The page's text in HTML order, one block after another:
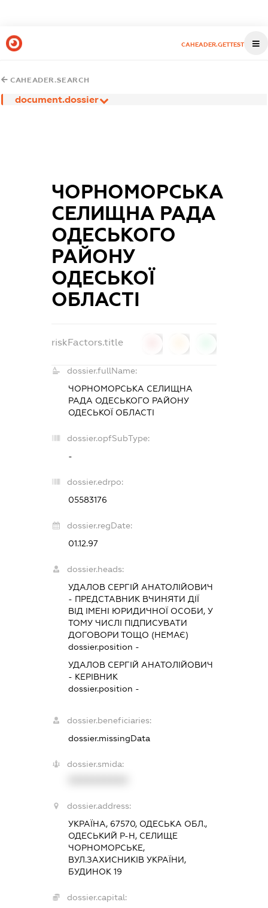
CAHEADER.GETTEST
CAHEADER.SEARCH
document.dossier
ЧОРНОМОРСЬКА
СЕЛИЩНА РАДА
ОДЕСЬКОГО
РАЙОНУ
ОДЕСЬКОЇ
ОБЛАСТІ
riskFactors.title
dossier.fullName:
ЧОРНОМОРСЬКА СЕЛИЩНА
РАДА ОДЕСЬКОГО РАЙОНУ
ОДЕСЬКОЇ ОБЛАСТІ
dossier.opfSubType:
-
dossier.edrpo:
05583176
dossier.regDate:
01.12.97
dossier.heads:
УДАЛОВ СЕРГІЙ АНАТОЛІЙОВИЧ
- ПРЕДСТАВНИК ВЧИНЯТИ ДІЇ
ВІД ІМЕНІ ЮРИДИЧНОЇ ОСОБИ, У
ТОМУ ЧИСЛІ ПІДПИСУВАТИ
ДОГОВОРИ ТОЩО (НЕМАЄ)
dossier.position -
УДАЛОВ СЕРГІЙ АНАТОЛІЙОВИЧ
- КЕРІВНИК
dossier.position -
dossier.beneficiaries:
dossier.missingData
dossier.smida:
dossier.address:
УКРАЇНА, 67570, ОДЕСЬКА ОБЛ.,
ОДЕСЬКИЙ Р-Н, СЕЛИЩЕ
ЧОРНОМОРСЬКЕ,
ВУЛ.ЗАХИСНИКІВ УКРАЇНИ,
БУДИНОК 19
dossier.capital: